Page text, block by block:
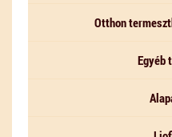
Otthon
Egyéb